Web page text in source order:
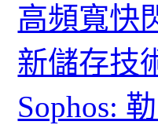
高頻寬快
新儲存技
Sophos: